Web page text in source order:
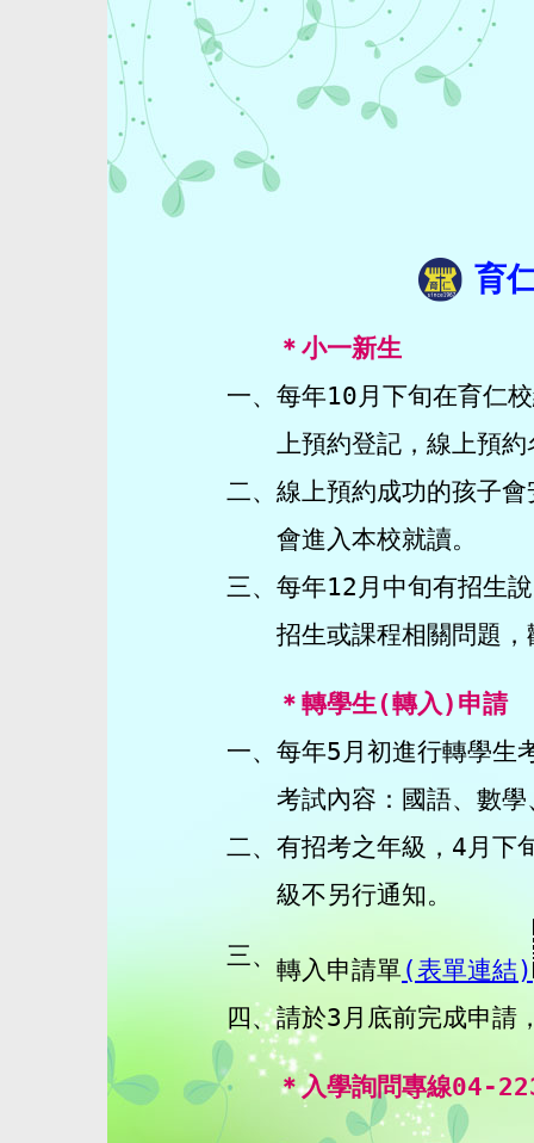
育
＊小一新生
一、 每年10月下旬在育仁
上預約登記，線上預
二、 線上預約成功的孩子
會進入本校就讀。
三、 每年12月中旬有招生
招生或課程相關問題
＊轉學生(轉入)申請
一、 每年5月初進行轉學生
考試內容：國語、數
二、 有招考之年級，4月下
級不另行通知。
三、 轉入申請單 (表單連結)
四、請於3月底前完成申請
＊入學詢問專線04-